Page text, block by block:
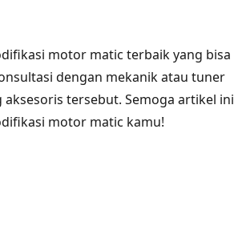
motor matic terbaik yang bisa
dengan mekanik atau tuner
tersebut. Semoga artikel ini
motor matic kamu!